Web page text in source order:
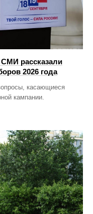
рассказали
2026 года
касающиеся
кампании.